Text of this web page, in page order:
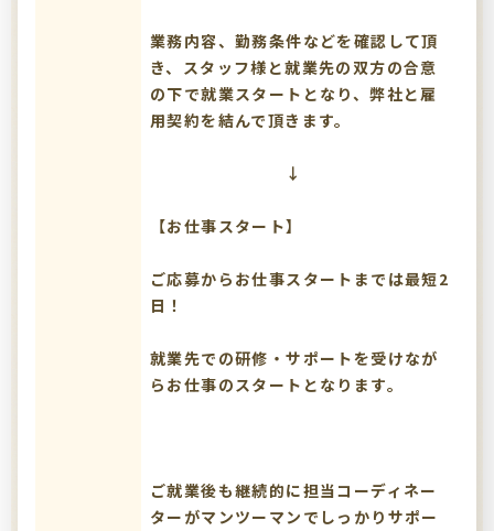
業務内容、勤務条件などを確認して頂
き、スタッフ様と就業先の双方の合意
の下で就業スタートとなり、弊社と雇
用契約を結んで頂きます。
↓
【お仕事スタート】
ご応募からお仕事スタートまでは最短2
日！
就業先での研修・サポートを受けなが
らお仕事のスタートとなります。
ご就業後も継続的に担当コーディネー
ターがマンツーマンでしっかりサポー